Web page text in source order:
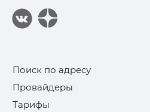
Поиск по адресу
Провайдеры
Тарифы